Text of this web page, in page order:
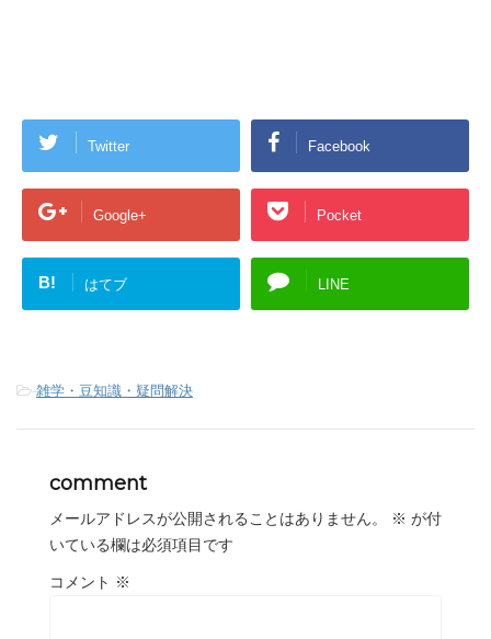
Twitter Facebook
Google+ Pocket
B! はてブ LINE
-雑学・豆知識・疑問解決
comment
メールアドレスが公開されることはありません。 ※ が付
いている欄は必須項目です
コメント ※